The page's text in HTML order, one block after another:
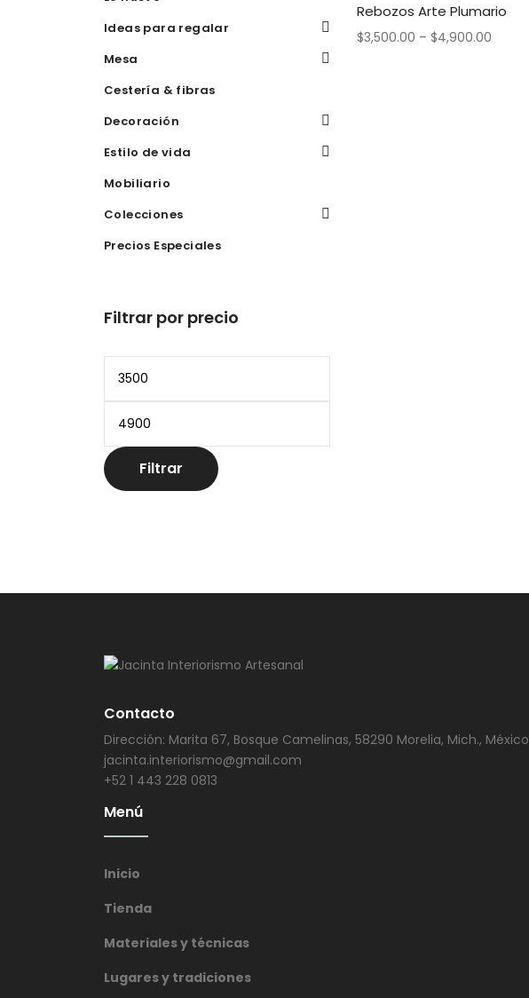
Rebozos Arte Plumario
$3,500.00 – $4,900.00
Ideas para regalar
Mesa
Cestería & fibras
Decoración
Estilo de vida
Mobiliario
Colecciones
Precios Especiales
Filtrar por precio
mínimo
máximo
Filtrar
Contacto
Dirección: Marita 67, Bosque Camelinas, 58290 Morelia, Mich., México
jacinta.interiorismo@gmail.com
+52 1 443 228 0813
Menú
Inicio
Tienda
Materiales y técnicas
Lugares y tradiciones